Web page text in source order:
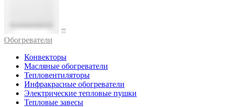
Обогреватели
Конвекторы
Масляные обогреватели
Тепловентиляторы
Инфракрасные обогреватели
Электрические тепловые пушки
Тепловые завесы